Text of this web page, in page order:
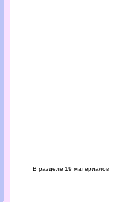
В разделе 19 материалов